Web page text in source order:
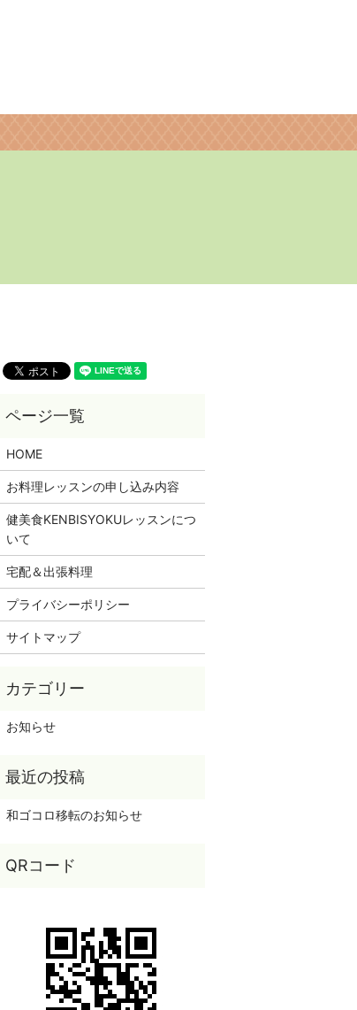
HOME
お料理レッスンの申し込み内容
健美食KENBISYOKUレッスンにつ
いて
宅配＆出張料理
プライバシーポリシー
サイトマップ
お知らせ
和ゴコロ移転のお知らせ